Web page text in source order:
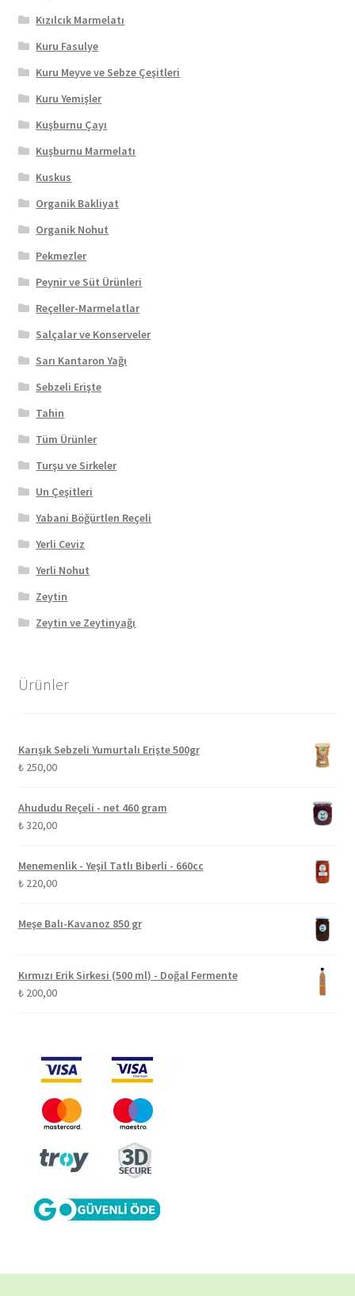
Kızılcık Marmelatı
Kuru Fasulye
Kuru Meyve ve Sebze Çeşitleri
Kuru Yemişler
Kuşburnu Çayı
Kuşburnu Marmelatı
Kuskus
Organik Bakliyat
Organik Nohut
Pekmezler
Peynir ve Süt Ürünleri
Reçeller-Marmelatlar
Salçalar ve Konserveler
Sarı Kantaron Yağı
Sebzeli Erişte
Tahin
Tüm Ürünler
Turşu ve Sirkeler
Un Çeşitleri
Yabani Böğürtlen Reçeli
Yerli Ceviz
Yerli Nohut
Zeytin
Zeytin ve Zeytinyağı
Ürünler
Karışık Sebzeli Yumurtalı Erişte 500gr
₺250,00
Ahududu Reçeli - net 460 gram
₺320,00
Menemenlik - Yeşil Tatlı Biberli - 660cc
₺220,00
Meşe Balı-Kavanoz 850 gr
Kırmızı Erik Sirkesi (500 ml) - Doğal Fermente
₺200,00